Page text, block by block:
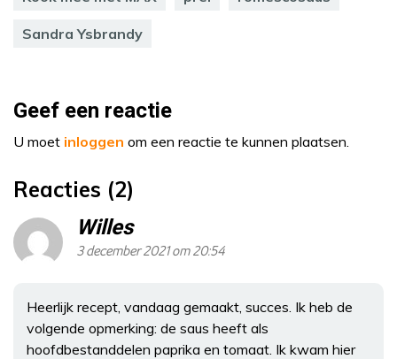
Sandra Ysbrandy
Geef een reactie
U moet inloggen om een reactie te kunnen plaatsen.
Reacties (2)
Willes
3 december 2021 om 20:54
Heerlijk recept, vandaag gemaakt, succes. Ik heb de
volgende opmerking: de saus heeft als
hoofdbestanddelen paprika en tomaat. Ik kwam hier